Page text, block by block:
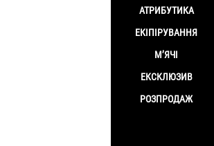
АТРИБУТИКА
ЕКІПІРУВАННЯ
М’ЯЧІ
ЕКСКЛЮЗИВ
РОЗПРОДАЖ